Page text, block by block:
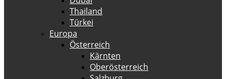
Thailand
Türkei
Europa
Österreich
Kärnten
Oberösterreich